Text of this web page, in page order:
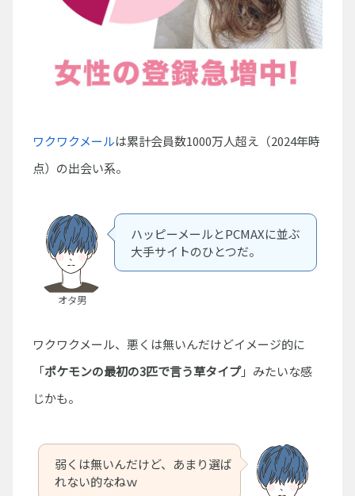
ワクワクメールは累計会員数1000万人超え（2024年時
点）の出会い系。
オタ男
ハッピーメールとPCMAXに並ぶ
大手サイトのひとつだ。
ワクワクメール、悪くは無いんだけどイメージ的に
「ポケモンの最初の3匹で言う草タイプ」みたいな感
じかも。
弱くは無いんだけど、あまり選ば
れない的なねｗ